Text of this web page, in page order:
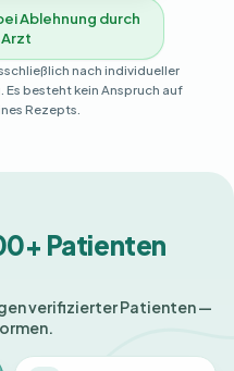
Ablehnung durch
nach individueller
besteht kein Anspruch auf
Rezepts.
Patienten
verifizierter Patienten —